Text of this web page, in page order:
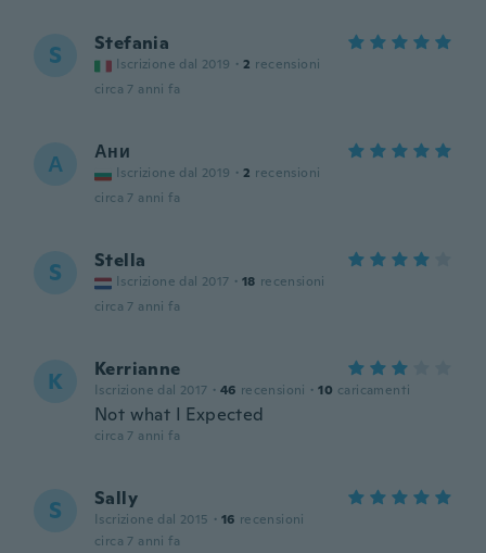
S Stefania
Iscrizione dal 2019 · 2 recensioni
circa 7 anni fa
А Ани
Iscrizione dal 2019 · 2 recensioni
circa 7 anni fa
S Stella
Iscrizione dal 2017 · 18 recensioni
circa 7 anni fa
K Kerrianne
Iscrizione dal 2017 · 46 recensioni · 10 caricamenti
Not what I Expected
circa 7 anni fa
S Sally
Iscrizione dal 2015 · 16 recensioni
circa 7 anni fa